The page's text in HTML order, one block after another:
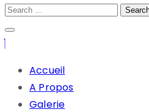
Accueil
A Propos
Galerie